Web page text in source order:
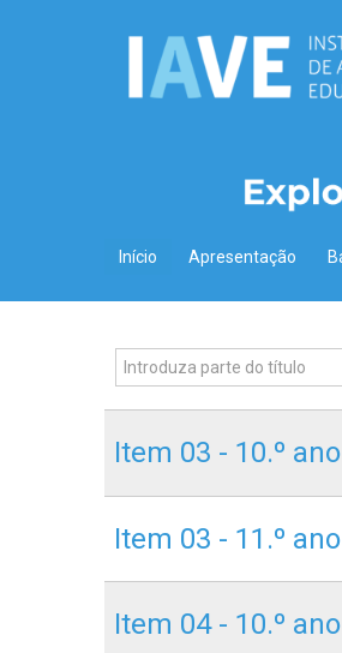
Início Apresentação
Item 03 - 10.º
Item 03 - 11.º
Item 04 - 10.º